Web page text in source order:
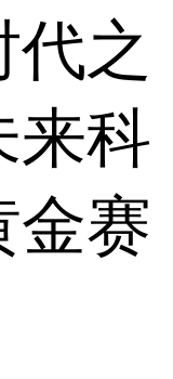
代之
来科
金赛